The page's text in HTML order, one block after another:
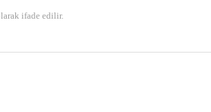
ifade edilir.